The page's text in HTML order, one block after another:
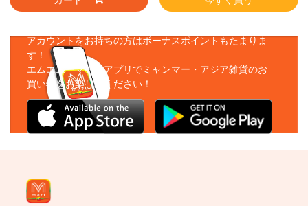
アカウントをお持ちの方はボーナスポイントもたまりま
す！
エムエムーマートアプリでミャンマー・アジア雑貨のお
買い物をお楽しみください！